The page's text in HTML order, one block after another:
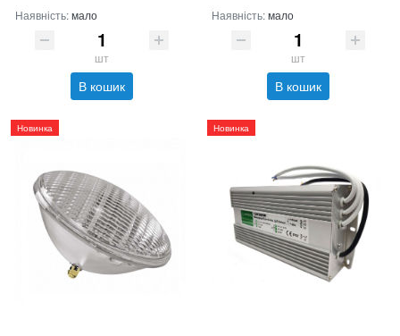
Наявність:мало
шт
В кошик
Наявність:мало
шт
В кошик
Новинка Новинка